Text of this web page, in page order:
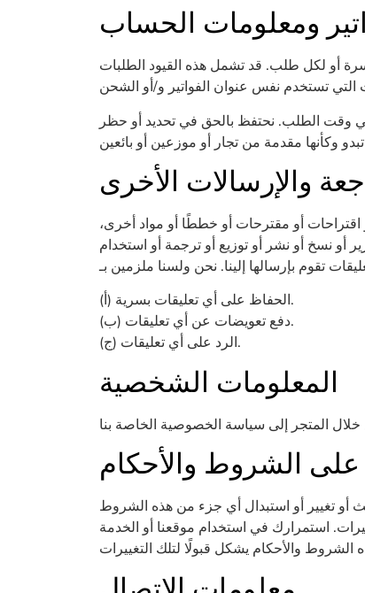
ومعلومات الحساب
أو لكل طلب. قد تشمل هذه القيود الطلبات
في وقت الطلب. نحتفظ بالحق في تحديد أو حظر
والإرسالات الأخرى
اقتراحات أو مقترحات أو خططًا أو مواد أخرى،
أو نسخ أو نشر أو توزيع أو ترجمة أو استخدام
(أ) الحفاظ على أي تعليقات بسرية.
(ب) دفع تعويضات عن أي تعليقات.
(ج) الرد على أي تعليقات.
المعلومات الشخصية
على الشروط والأحكام
تغيير أو استبدال أي جزء من هذه الشروط
استمرارك في استخدام موقعنا أو الخدمة